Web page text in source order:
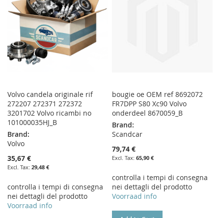
Volvo candela originale rif
272207 272371 272372
3201702 Volvo ricambi no
101000035HJ_B
Brand:
Volvo
35,67 €
29,48 €
controlla i tempi di consegna
nei dettagli del prodotto
Voorraad info
bougie oe OEM ref 8692072
FR7DPP S80 Xc90 Volvo
onderdeel 8670059_B
Brand:
Scandcar
79,74 €
65,90 €
controlla i tempi di consegna
nei dettagli del prodotto
Voorraad info